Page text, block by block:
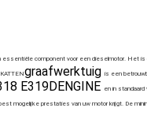
essentiële component voor een dieselmotor. Het
KATTENgraafwerktuig is een
E319DENGINE en in
mogelijke prestaties van uw motor krijgt. De